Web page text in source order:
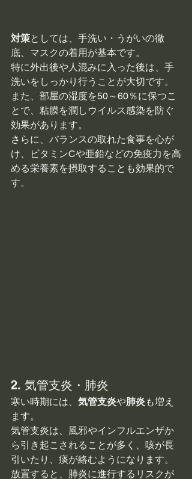
対策としては、手洗い・うがいの徹
底、マスクの着用が基本です。
特に外出後や人混みに入った後は、手
洗いをしっかり行うことが大切です。
また、部屋の湿度を50～60％に保つこ
とで、粘膜を潤しウイルス感染を防ぐ
効果があります。
さらに、バランスの取れた食事を心が
け、ビタミンCや亜鉛などの免疫力を高
める栄養素を摂取することも効果的で
す。
2. 気管支炎・肺炎
寒い時期には、 気管支炎や肺炎も増え
ます。
気管支炎は、風邪やインフルエンザか
ら引き起こされることが多く、咳が長
引いたり、痰が絡むようになります。
放置すると、肺炎に進行するリスクが